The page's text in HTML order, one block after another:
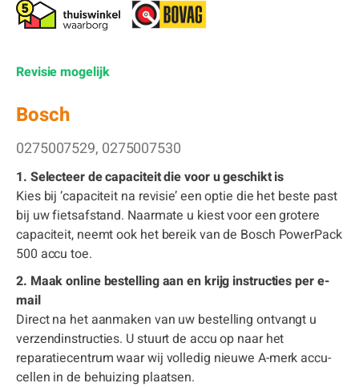
Revisie mogelijk
Bosch
0275007529, 0275007530
1. Selecteer de capaciteit die voor u geschikt is
Kies bij ‘capaciteit na revisie’ een optie die het beste past
bij uw fietsafstand. Naarmate u kiest voor een grotere
capaciteit, neemt ook het bereik van de Bosch PowerPack
500 accu toe.
2. Maak online bestelling aan en krijg instructies per e-
mail
Direct na het aanmaken van uw bestelling ontvangt u
verzendinstructies. U stuurt de accu op naar het
reparatiecentrum waar wij volledig nieuwe A-merk accu-
cellen in de behuizing plaatsen.